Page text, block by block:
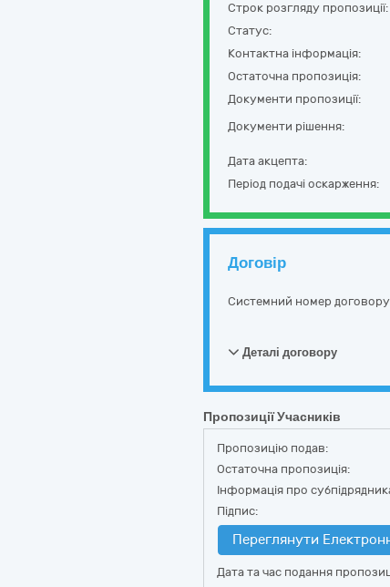
Строк розгляду пропозиції:
Статус:
Контактна інформація:
Остаточна пропозиція:
Документи пропозиції:
Документи рішення:
Дата акцепта:
Період подачі оскарження:
Договір
Системний номер
Деталі договору
Пропозиції Учасників
Пропозицію подав:
Остаточна пропозиція:
Інформація про
Підпис:
Переглянути
Дата та час подання